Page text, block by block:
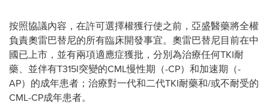
按照協議內容，在許可選擇權獲行使之前，亞盛醫藥將全權
負責奧雷巴替尼的所有臨床開發事宜。奧雷巴替尼目前在中
國已上市，並有兩項適應症獲批，分別為治療任何TKI耐
藥、並伴有T315I突變的CML慢性期（-CP）和加速期（-
AP）的成年患者；治療對一代和二代TKI耐藥和/或不耐受的
CML-CP成年患者。